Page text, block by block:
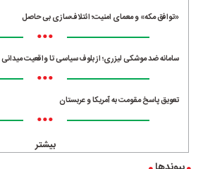
«توافق مکه» و معمای امنیت؛ ائتلاف‌سازی بی حاصل
•••
سامانه ضد موشکی لیزری؛ از بلوف سیاسی تا واقعیت میدانی
•••
تعویق پاسخ مقومت به آمریکا و عربستان
•••
بیشتر